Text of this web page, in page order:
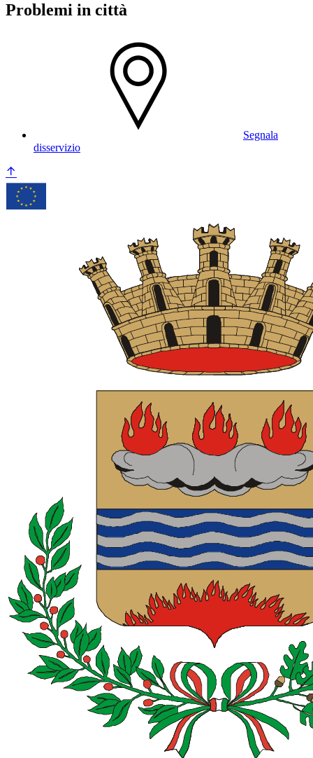
Problemi in città
Segnala
disservizio